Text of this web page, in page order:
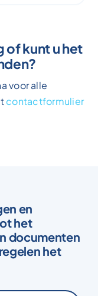
of kunt u het
voor alle
contactformulier
en
het
documenten
het